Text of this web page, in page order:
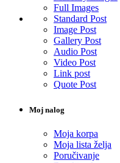
Full Images
Standard Post
Image Post
Gallery Post
Audio Post
Video Post
Link post
Quote Post
Moj nalog
Moja korpa
Moja lista želja
Poručivanje